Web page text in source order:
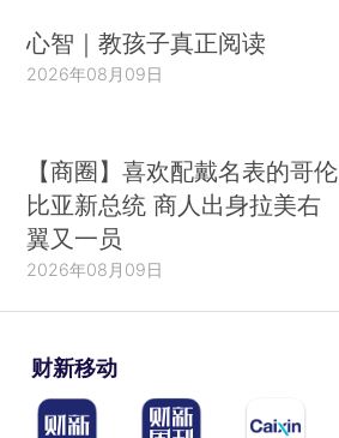
心智｜教孩子真正阅读
2026年08月09日
【商圈】喜欢配戴名表的哥伦
比亚新总统 商人出身拉美右
翼又一员
2026年08月09日
财新移动